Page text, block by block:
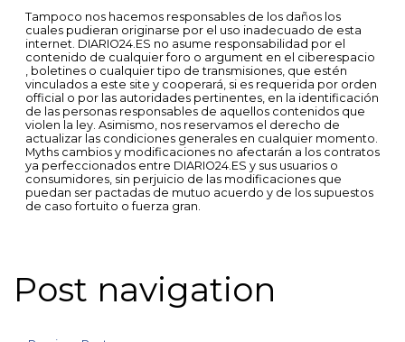
Tampoco nos hacemos responsables de los daños los
cuales pudieran originarse por el uso inadecuado de esta
internet. DIARIO24.ES no asume responsabilidad por el
contenido de cualquier foro o argument en el ciberespacio
, boletines o cualquier tipo de transmisiones, que estén
vinculados a este site y cooperará, si es requerida por orden
official o por las autoridades pertinentes, en la identificación
de las personas responsables de aquellos contenidos que
violen la ley. Asimismo, nos reservamos el derecho de
actualizar las condiciones generales en cualquier momento.
Myths cambios y modificaciones no afectarán a los contratos
ya perfeccionados entre DIARIO24.ES y sus usuarios o
consumidores, sin perjuicio de las modificaciones que
puedan ser pactadas de mutuo acuerdo y de los supuestos
de caso fortuito o fuerza gran.
Post navigation